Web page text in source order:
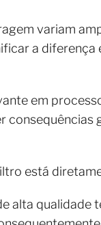
variam
a
em
consequências
está
alta qualidade